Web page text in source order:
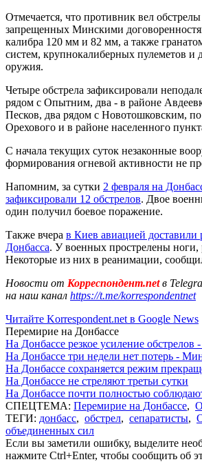
Отмечается, что противник вел
запрещенных Минскими
калибра 120 мм и 82 мм, а также
систем, крупнокалиберных пулеметов и
оружия.
Четыре обстрела зафиксировали
рядом с Опытним, два - в районе
Песков, два рядом с Новотошковским,
Орехового и в районе населенного
С начала текущих суток незаконные
формирования огневой активности не
Напомним, за сутки 2 февраля на
зафиксировали 12 обстрелов. Двое
один получил боевое поражение.
Также вчера в Киев авиацией доставили
Донбасса. У военных прострелены
Некоторые из них в реанимации,
Новости от Корреспондент.netв
на наш канал https://t.me/korrespondentnet
Читайте Korrespondent.net в Google News
Перемирие на Донбассе
На Донбассе резкое усиление
На Донбассе три недели нет потерь -
На Донбассе сохраняется режим
На Донбассе не стреляют третьи сутки
На Донбассе почти полностью
СПЕЦТЕМА: Перемирие на Донбассе,
ТЕГИ: донбасс, обстрел, сепаратисты,
объединенных сил
Если вы заметили ошибку, выделите
нажмите Ctrl+Enter, чтобы сообщить об